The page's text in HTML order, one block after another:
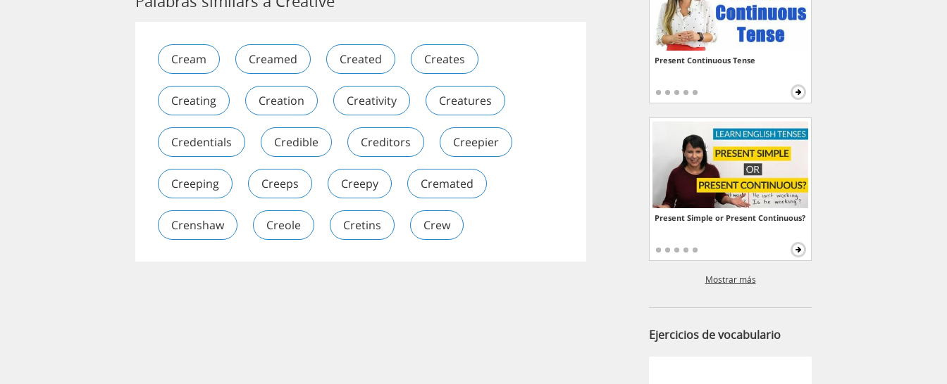
Cream Creamed Created Creates
Creating Creation Creativity Creatures
Credentials Credible Creditors Creepier
Creeping Creeps Creepy Cremated
Crenshaw Creole Cretins Crew
Present Continuous Tense
Present Simple or Present Continuous?
Mostrar más
Ejercicios de vocabulario